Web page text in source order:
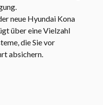
neue Hyundai Kona
über eine Vielzahl
die Sie vor
absichern.